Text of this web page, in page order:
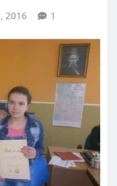
2016 1